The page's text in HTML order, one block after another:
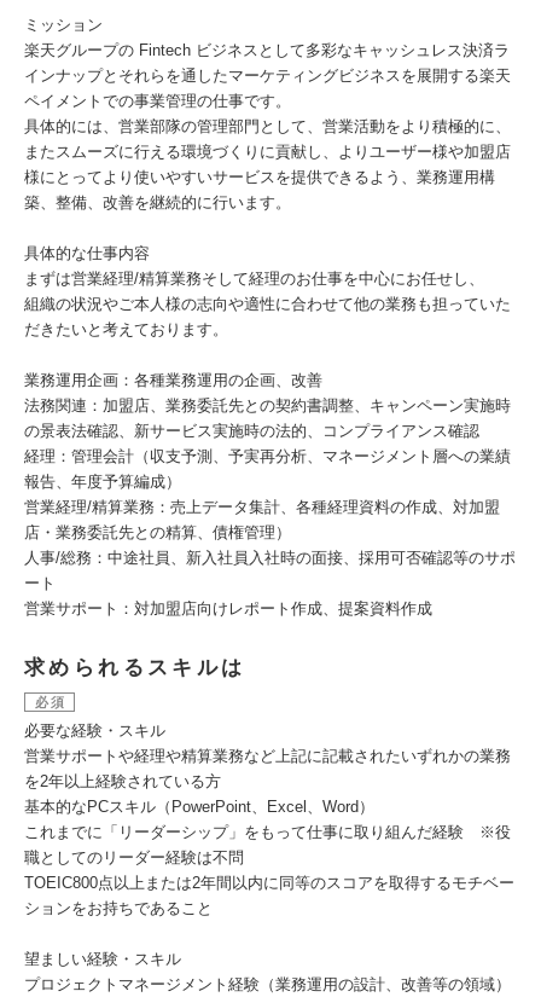
ミッション
楽天グループの Fintech ビジネスとして多彩なキャッシュレス決済ラ
インナップとそれらを通したマーケティングビジネスを展開する楽天
ペイメントでの事業管理の仕事です。
具体的には、営業部隊の管理部門として、営業活動をより積極的に、
またスムーズに行える環境づくりに貢献し、よりユーザー様や加盟店
様にとってより使いやすいサービスを提供できるよう、業務運用構
築、整備、改善を継続的に行います。
具体的な仕事内容
まずは営業経理/精算業務そして経理のお仕事を中心にお任せし、
組織の状況やご本人様の志向や適性に合わせて他の業務も担っていた
だきたいと考えております。
業務運用企画：各種業務運用の企画、改善
法務関連：加盟店、業務委託先との契約書調整、キャンペーン実施時
の景表法確認、新サービス実施時の法的、コンプライアンス確認
経理：管理会計（収支予測、予実再分析、マネージメント層への業績
報告、年度予算編成）
営業経理/精算業務：売上データ集計、各種経理資料の作成、対加盟
店・業務委託先との精算、債権管理）
人事/総務：中途社員、新入社員入社時の面接、採用可否確認等のサポ
ート
営業サポート：対加盟店向けレポート作成、提案資料作成
求められるスキルは
必須
必要な経験・スキル
営業サポートや経理や精算業務など上記に記載されたいずれかの業務
を2年以上経験されている方
基本的なPCスキル（PowerPoint、Excel、Word）
これまでに「リーダーシップ」をもって仕事に取り組んだ経験 ※役
職としてのリーダー経験は不問
TOEIC800点以上または2年間以内に同等のスコアを取得するモチベー
ションをお持ちであること
望ましい経験・スキル
プロジェクトマネージメント経験（業務運用の設計、改善等の領域）